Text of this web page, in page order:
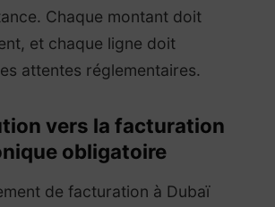
Chaque montant doit
et chaque ligne doit
attentes réglementaires.
vers la facturation
obligatoire
de facturation à Dubaï